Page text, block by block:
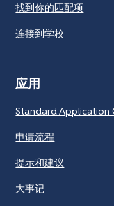
找到你的匹配项
连接到学校
应用
Standard Application
申请流程
提示和建议
大事记